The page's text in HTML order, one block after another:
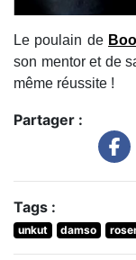
Le poulain de
son mentor et de
même réussite !
Partager :
Tags :
unkut damso